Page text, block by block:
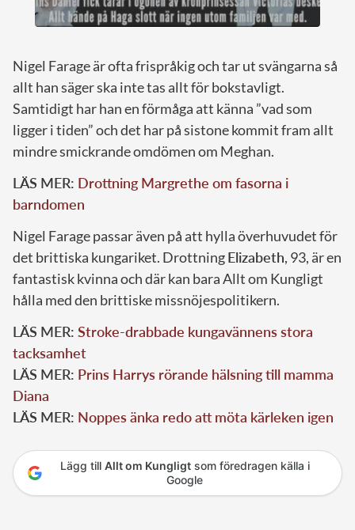
Nigel Farage är ofta frispråkig och tar ut svängarna så
allt han säger ska inte tas allt för bokstavligt.
Samtidigt har han en förmåga att känna ”vad som
ligger i tiden” och det har på sistone kommit fram allt
mindre smickrande omdömen om Meghan.
LÄS MER: Drottning Margrethe om fasorna i
barndomen
Nigel Farage passar även på att hylla överhuvudet för
det brittiska kungariket. DrottningElizabeth, 93, är en
fantastisk kvinna och där kan bara Allt om Kungligt
hålla med den brittiske missnöjespolitikern.
LÄS MER: Stroke-drabbade kungavännens stora
tacksamhet
LÄS MER: Prins Harrys rörande hälsning till mamma
Diana
LÄS MER: Noppes änka redo att möta kärleken igen
Lägg till Allt om Kungligtsom föredragen källa i
Google